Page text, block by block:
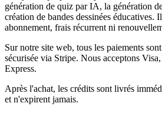
génération de quiz par IA, la génération
création de bandes dessinées éducatives.
abonnement, frais récurrent ni
Sur notre site web, tous les paiements
sécurisée via Stripe. Nous acceptons
Express.
Après l'achat, les crédits sont livrés
et n'expirent jamais.